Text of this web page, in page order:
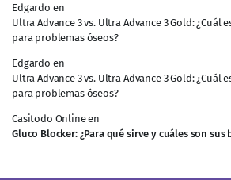
Edgardo en
Ultra Advance 3 vs. Ultra Advance 3 Gold: ¿Cuál
para problemas óseos?
Edgardo en
Ultra Advance 3 vs. Ultra Advance 3 Gold: ¿Cuál
para problemas óseos?
Casitodo Onlineen
Gluco Blocker: ¿Para qué sirve y cuáles son sus